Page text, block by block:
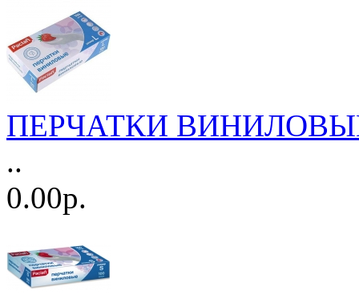
ПЕРЧАТКИ ВИНИЛОВЫЕ
..
0.00р.